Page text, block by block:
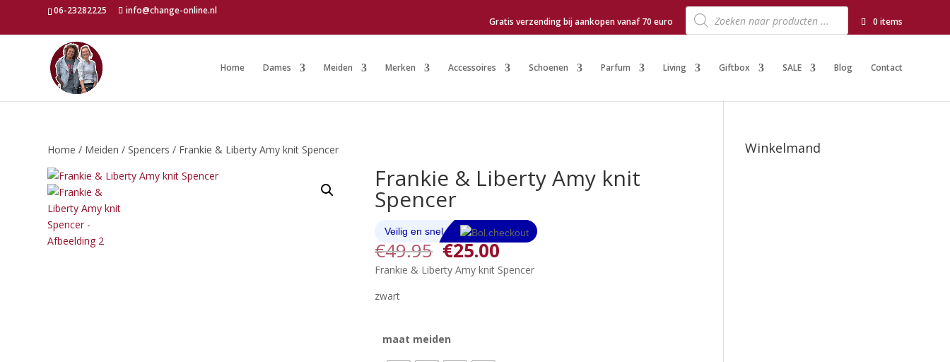
06-23282225
info@change-online.nl
Gratis verzending bij aankopen vanaf 70 euro
Producten
zoeken 0 items
Home Dames Meiden Merken Accessoires Schoenen Parfum Living Giftbox SALE Blog Contact
Home / Meiden / Spencers / Frankie & Liberty Amy knit Spencer
Frankie & Liberty Amy knit
Spencer
€49.95 Oorspronkelijke
prijs
was:
€25.00Huidige
prijs
is:
Frankie & Liberty Amy knit Spencer
zwart
maat meiden
Winkelmand